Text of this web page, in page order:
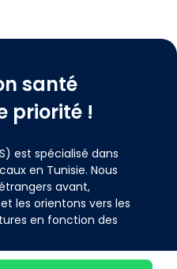
santé
priorité !
est spécialisé dans
en Tunisie. Nous
avant,
les orientons vers les
en fonction des